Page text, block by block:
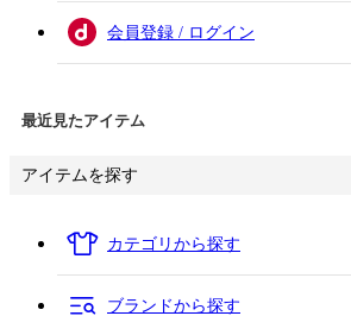
会員登録 / ログイン
最近見たアイテム
アイテムを探す
カテゴリから探す
ブランドから探す